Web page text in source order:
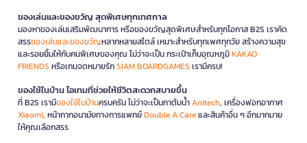
ของเล่นและของขวัญ สุดพิเศษทุกเทศกาล
มองหาของเล่นเสริมพัฒนาการ หรือของขวัญสุดพิเศษสำหรับทุกโอกาส B2S เราคัด
สรรของเล่นและของขวัญหลากหลายสไตล์ เหมาะสำหรับทุกเพศทุกวัย สร้างความสุข
และรอยยิ้มให้กับคนพิเศษของคุณ ไม่ว่าจะเป็น กระเป๋าเก็บอุณหภูมิKAKAO
FRIENDS หรือเกมจดหมายรักSIAM BOARDGAMES เรามีครบ!
ของใช้ในบ้าน ไอเทมที่ช่วยให้ชีวิตสะดวกสบายขึ้น
ที่ B2S เรามีของใช้ในบ้านครบครัน ไม่ว่าจะเป็นกาต้มน้ำAnitech, เครื่องฟอกอากาศ
Xiaomi, หน้ากากอนามัยทางการแพทย์Double A Careและสินค้าอื่น ๆ อีกมากมาย
ให้คุณเลือกสรร